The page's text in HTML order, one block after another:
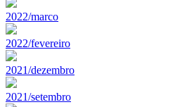
2022/marco
2022/fevereiro
2021/dezembro
2021/setembro